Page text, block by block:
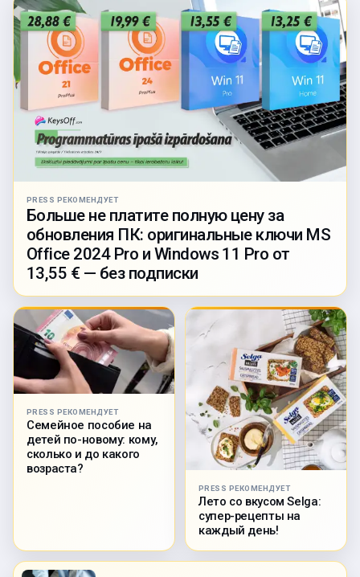
PRESS РЕКОМЕНДУЕТ
Больше не платите полную цену за
обновления ПК: оригинальные ключи MS
Office 2024 Pro и Windows 11 Pro от
13,55 € — без подписки
PRESS РЕКОМЕНДУЕТ
Семейное пособие на
детей по-новому: кому,
сколько и до какого
возраста?
PRESS РЕКОМЕНДУЕТ
Лето со вкусом Selga:
супер-рецепты на
каждый день!